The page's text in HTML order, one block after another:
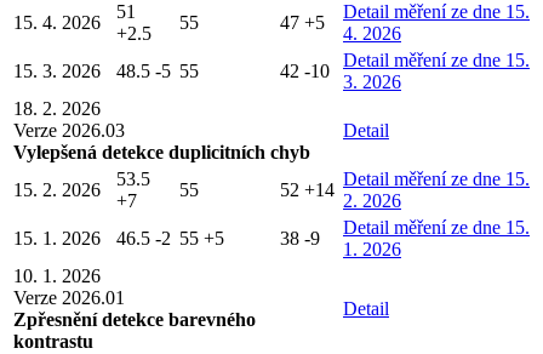
15. 4. 2026
51
+2.5
55 47 +5
Detail měření ze dne 15.
4. 2026
15. 3. 2026
48.5 -5 55 42 -10
Detail měření ze dne 15.
3. 2026
18. 2. 2026
Verze 2026.03
Vylepšená detekce duplicitních chyb
Detail
15. 2. 2026
53.5
+7
55 52 +14
Detail měření ze dne 15.
2. 2026
15. 1. 2026
46.5 -2 55 +5 38 -9
Detail měření ze dne 15.
1. 2026
10. 1. 2026
Verze 2026.01
Zpřesnění detekce barevného
kontrastu
Detail